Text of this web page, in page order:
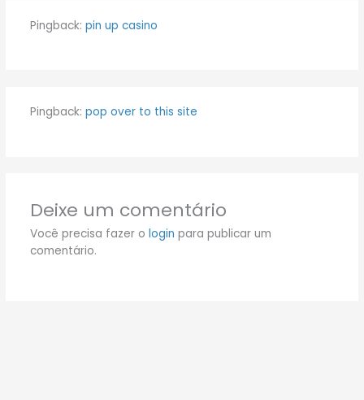
Pingback: pin up casino
Pingback: pop over to this site
Deixe um comentário
Você precisa fazer o login para publicar um
comentário.